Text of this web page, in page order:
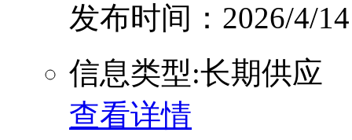
发布时间：2026/4/14
信息类型:长期供应
查看详情